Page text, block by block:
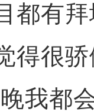
都有
得很骄
都会